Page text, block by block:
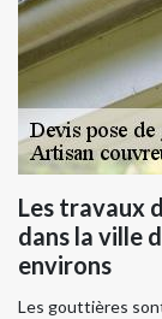
Les travaux
dans la ville
environs
Les gouttières